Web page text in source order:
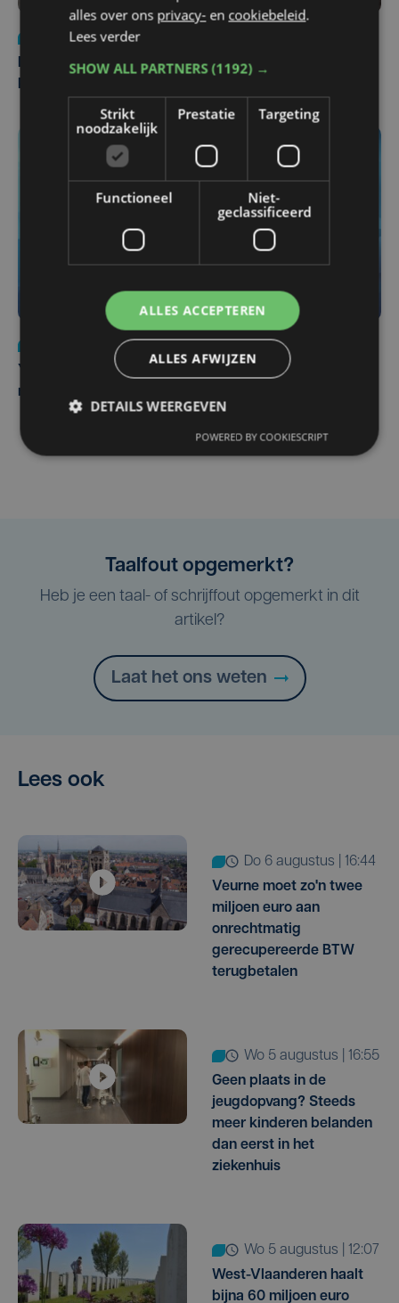
Nieuws
di 4 augustus | 09:32
Man en vrouw dood aangetroffen in woning in Sint-
do 6 augustus | 21:30
Yaro (19), slachtoffer van vechtpartij, is na
maandenlange coma overleden
Taalfout opgemerkt?
Heb je een taal- of schrijffout opgemerkt in dit
artikel?
Laat het ons weten
Lees ook
do 6 augustus | 16:44
Veurne moet zo'n twee
miljoen euro aan
onrechtmatig
gerecupereerde BTW
terugbetalen
wo 5 augustus | 16:55
Geen plaats in de
jeugdopvang? Steeds
meer kinderen belanden
dan eerst in het
ziekenhuis
wo 5 augustus | 12:07
West-Vlaanderen haalt
bijna 60 miljoen euro
alles over ons privacy- en cookiebeleid.
Lees verder
SHOW ALL PARTNERS(1192) →
Strikt
noodzakelijk
Prestatie Targeting
Functioneel
Niet-
geclassificeerd
ALLES ACCEPTEREN
ALLES AFWIJZEN
DETAILS WEERGEVEN
POWERED BY COOKIESCRIPT